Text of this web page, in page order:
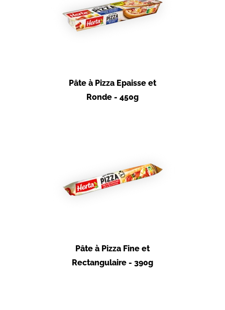
Pâte à Pizza Epaisse et
Ronde - 450g
Pâte à Pizza Fine et
Rectangulaire - 390g